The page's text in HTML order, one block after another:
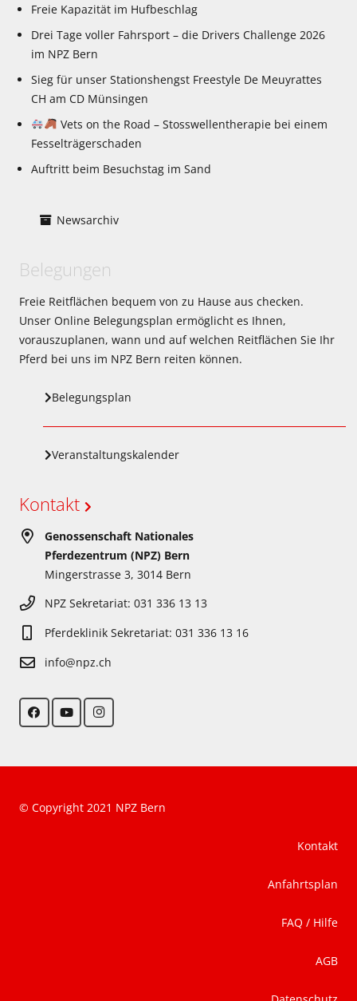
Freie Kapazität im Hufbeschlag
Drei Tage voller Fahrsport – die Drivers Challenge 2026
im NPZ Bern
Sieg für unser Stationshengst Freestyle De Meuyrattes
CH am CD Münsingen
Vets on the Road – Stosswellentherapie bei einem
Fesselträgerschaden
Auftritt beim Besuchstag im Sand
Newsarchiv
Belegungen
Freie Reitflächen bequem von zu Hause aus checken.
Unser Online Belegungsplan ermöglicht es Ihnen,
vorauszuplanen, wann und auf welchen Reitflächen Sie Ihr
Pferd bei uns im NPZ Bern reiten können.
Belegungsplan
Veranstaltungskalender
Kontakt
Genossenschaft Nationales
Pferdezentrum (NPZ) Bern
Mingerstrasse 3, 3014 Bern
NPZ Sekretariat: 031 336 13 13
Pferdeklinik Sekretariat: 031 336 13 16
info@npz.ch
© Copyright 2021 NPZ Bern
Kontakt
Anfahrtsplan
FAQ / Hilfe
AGB